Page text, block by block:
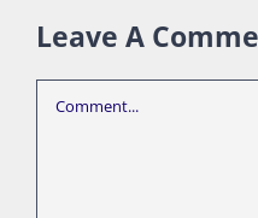
Leave A
Comment